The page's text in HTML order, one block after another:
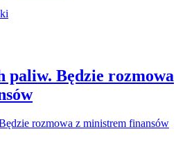
paliw. Będzie rozmowa